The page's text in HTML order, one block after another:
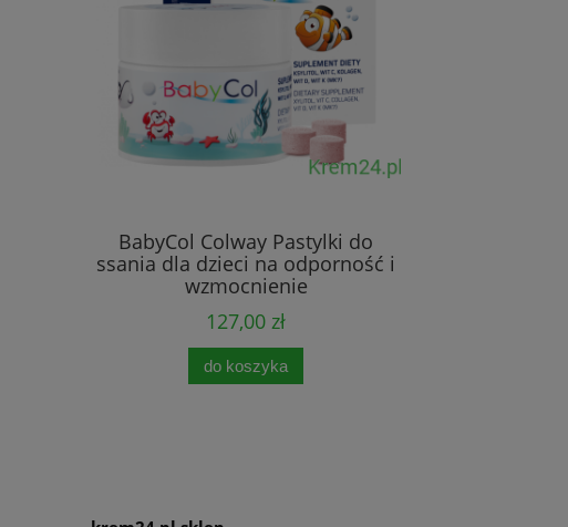
BabyCol Colway Pastylki do
ssania dla dzieci na odporność i
wzmocnienie
127,00 zł
do koszyka